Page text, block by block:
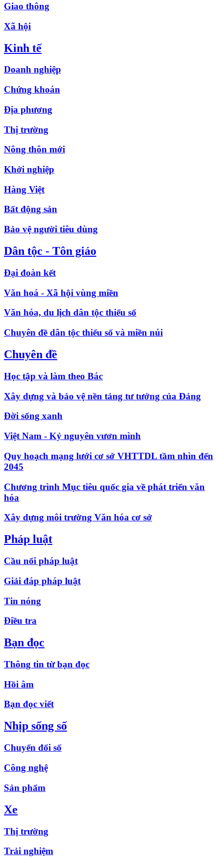
Giao thông
Xã hội
Kinh tế
Doanh nghiệp
Chứng khoán
Địa phương
Thị trường
Nông thôn mới
Khởi nghiệp
Hàng Việt
Bất động sản
Bảo vệ người tiêu dùng
Dân tộc - Tôn giáo
Đại đoàn kết
Văn hoá - Xã hội vùng miền
Văn hóa, du lịch dân tộc thiểu số
Chuyên đề dân tộc thiểu số và miền núi
Chuyên đề
Học tập và làm theo Bác
Xây dựng và bảo vệ nền tảng tư tưởng của Đảng
Đời sống xanh
Việt Nam - Kỷ nguyên vươn mình
Quy hoạch mạng lưới cơ sở VHTTDL tầm nhìn đến
2045
Chương trình Mục tiêu quốc gia về phát triển văn
hóa
Xây dựng môi trường Văn hóa cơ sở
Pháp luật
Cầu nối pháp luật
Giải đáp pháp luật
Tin nóng
Điều tra
Bạn đọc
Thông tin từ bạn đọc
Hồi âm
Bạn đọc viết
Nhịp sống số
Chuyển đổi số
Công nghệ
Sản phẩm
Xe
Thị trường
Trải nghiệm